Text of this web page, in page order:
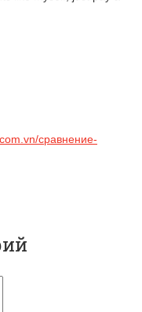
сравнение-